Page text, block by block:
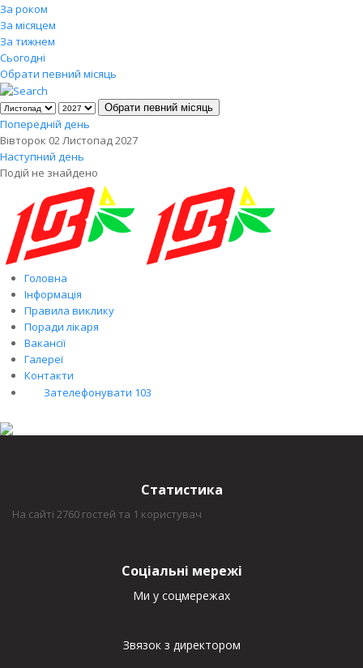
За роком
За місяцем
За тижнем
Сьогодні
Обрати певний місяць
Обрати певний місяць
Попередній день
Вівторок 02 Листопад 2027
Наступний день
Подій не знайдено
Головна
Інформація
Правила виклику
Поради лікаря
Вакансії
Галереї
Контакти
Зателефонувати 103
Статистика
На сайті 2760 гостей та 1 користувач
Соціальні мережі
Ми у соцмережах
Звязок з директором